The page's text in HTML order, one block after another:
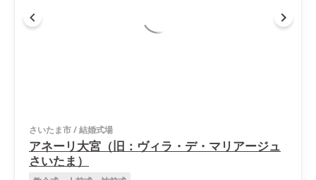
さいたま市/結婚式場
アネーリ大宮（旧：ヴィラ・デ・マリアージュ
さいたま）